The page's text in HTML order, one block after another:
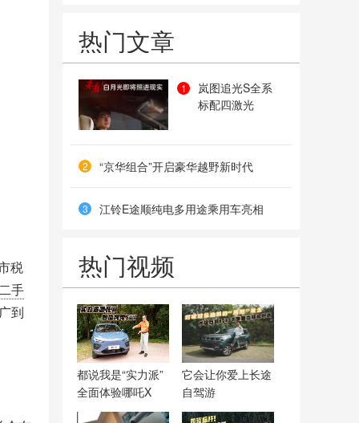
税
手
到
热门文章
1
岚图追光S全系
标配四激光
2 “京华组合”开启豪华越野新时代
3 江铃E途顺纯电多用途乘用车亮相
热门视频
都说我是“实力派”
全面体验哪吒X
它会让你爱上长途
自驾游